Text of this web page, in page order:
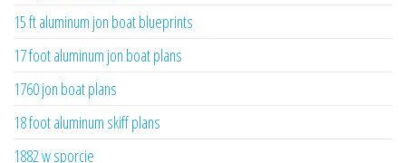
15 ft aluminum jon boat blueprints
17 foot aluminum jon boat plans
1760 jon boat plans
18 foot aluminum skiff plans
1882 w sporcie